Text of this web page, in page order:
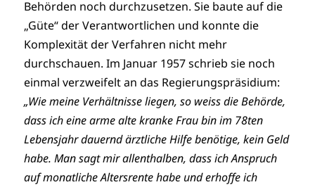
Behörden noch durchzusetzen. Sie baute auf die
„Güte“ der Verantwortlichen und konnte die
Komplexität der Verfahren nicht mehr
durchschauen. Im Januar 1957 schrieb sie noch
einmal verzweifelt an das Regierungspräsidium:
„Wie meine Verhältnisse liegen, so weiss die Behörde,
dass ich eine arme alte kranke Frau bin im 78ten
Lebensjahr dauernd ärztliche Hilfe benötige, kein Geld
habe. Man sagt mir allenthalben, dass ich Anspruch
auf monatliche Altersrente habe und erhoffe ich